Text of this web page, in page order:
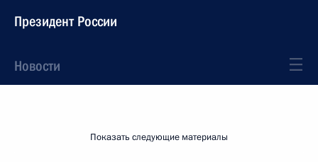
Президент России
Новости
Показать следующие материалы